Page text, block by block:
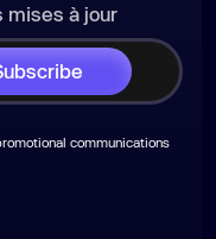
mises à jour
communications